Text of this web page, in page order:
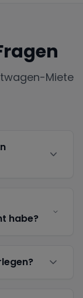
Miete
habe?